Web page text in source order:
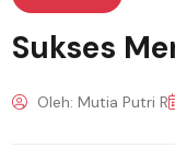
Sukses
Oleh: Mutia Putri R